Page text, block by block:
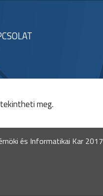
tekintheti meg.
és Informatikai Kar 2017